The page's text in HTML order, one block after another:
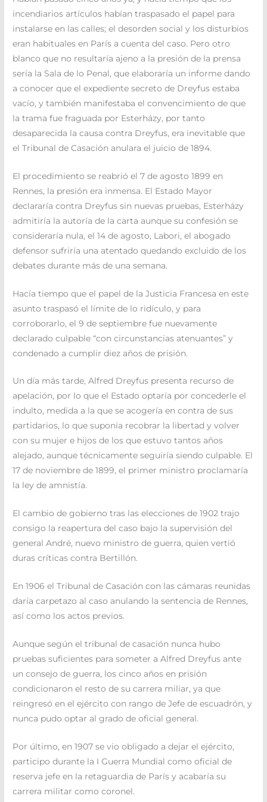
incendiarios artículos habían traspasado el papel para
instalarse en las calles; el desorden social y los disturbios
eran habituales en París a cuenta del caso. Pero otro
blanco que no resultaría ajeno a la presión de la prensa
sería la Sala de lo Penal, que elaboraría un informe dando
a conocer que el expediente secreto de Dreyfus estaba
vacío, y también manifestaba el convencimiento de que
la trama fue fraguada por Esterházy, por tanto
desaparecida la causa contra Dreyfus, era inevitable que
el Tribunal de Casación anulara el juicio de 1894.
El procedimiento se reabrió el 7 de agosto 1899 en
Rennes, la presión era inmensa. El Estado Mayor
declararía contra Dreyfus sin nuevas pruebas, Esterházy
admitiría la autoría de la carta aunque su confesión se
consideraría nula, el 14 de agosto, Labori, el abogado
defensor sufriría una atentado quedando excluido de los
debates durante más de una semana.
Hacía tiempo que el papel de la Justicia Francesa en este
asunto traspasó el límite de lo ridículo, y para
corroborarlo, el 9 de septiembre fue nuevamente
declarado culpable “con circunstancias atenuantes” y
condenado a cumplir diez años de prisión.
Un día más tarde, Alfred Dreyfus presenta recurso de
apelación, por lo que el Estado optaría por concederle el
indulto, medida a la que se acogería en contra de sus
partidarios, lo que suponía recobrar la libertad y volver
con su mujer e hijos de los que estuvo tantos años
alejado, aunque técnicamente seguiría siendo culpable. El
17 de noviembre de 1899, el primer ministro proclamaría
la ley de amnistía.
El cambio de gobierno tras las elecciones de 1902 trajo
consigo la reapertura del caso bajo la supervisión del
general André, nuevo ministro de guerra, quien vertió
duras críticas contra Bertillón.
En 1906 el Tribunal de Casación con las cámaras reunidas
daría carpetazo al caso anulando la sentencia de Rennes,
así como los actos previos.
Aunque según el tribunal de casación nunca hubo
pruebas suficientes para someter a Alfred Dreyfus ante
un consejo de guerra, los cinco años en prisión
condicionaron el resto de su carrera miliar, ya que
reingresó en el ejército con rango de Jefe de escuadrón, y
nunca pudo optar al grado de oficial general.
Por último, en 1907 se vio obligado a dejar el ejército,
participo durante la I Guerra Mundial como oficial de
reserva jefe en la retaguardia de París y acabaría su
carrera militar como coronel.